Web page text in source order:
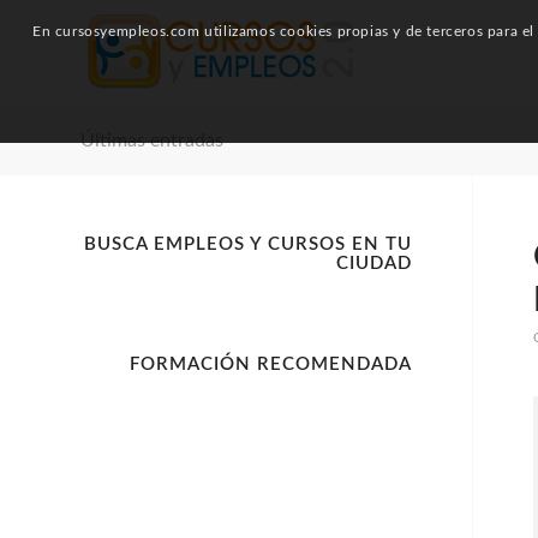
Últimas entradas
BUSCA EMPLEOS Y CURSOS EN TU
CIUDAD
FORMACIÓN RECOMENDADA
En cursosyempleos.com utilizamos cookies propias y de terceros para